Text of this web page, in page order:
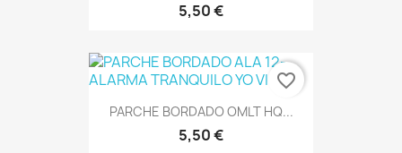
5,50 €
PARCHE BORDADO OMLT HQ...
5,50 €
favorite_border